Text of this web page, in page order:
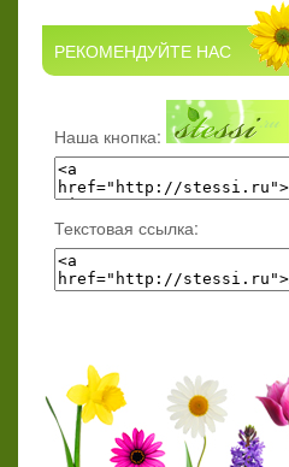
РЕКОМЕНДУЙТЕ НАС
Наша кнопка:
Текстовая ссылка: